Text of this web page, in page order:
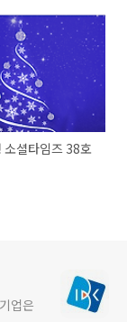
소셜타임즈 38호
업은